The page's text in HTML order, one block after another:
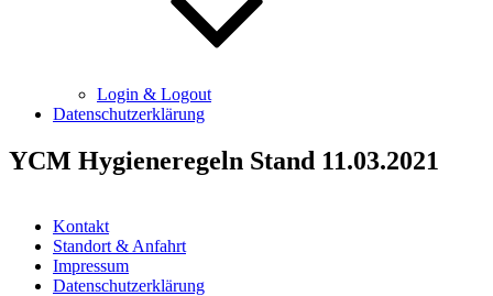
Login & Logout
Datenschutzerklärung
YCM Hygieneregeln Stand 11.03.2021
Kontakt
Standort & Anfahrt
Impressum
Datenschutzerklärung